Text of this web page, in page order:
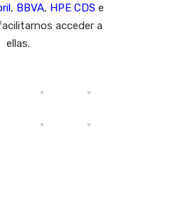
, BBVA, HPE CDS e
acceder a
ellas.